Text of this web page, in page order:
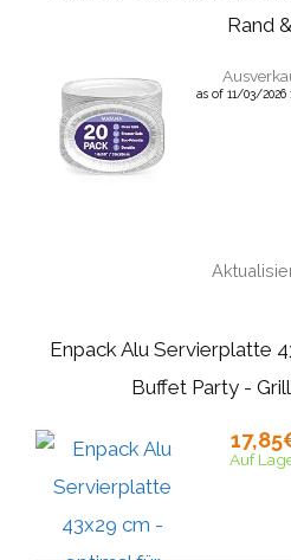
Rand
as of 11/03/2026
Enpack Alu Servierplatte
Buffet Party -
Auf